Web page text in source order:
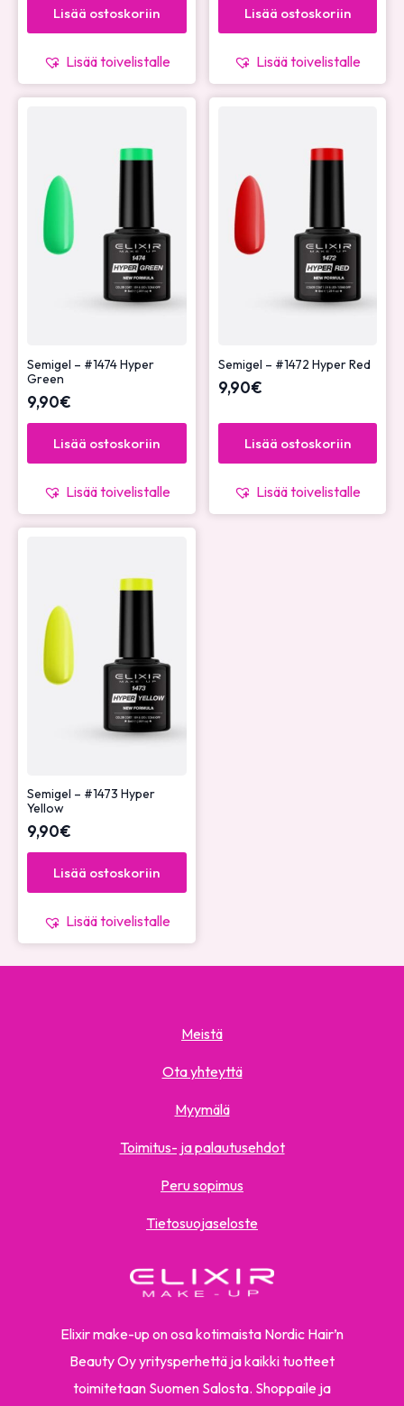
Lisää ostoskoriin
Lisää toivelistalle
Lisää ostoskoriin
Lisää toivelistalle
Semigel – #1474 Hyper
Green
9,90€
Lisää ostoskoriin
Lisää toivelistalle
Semigel – #1472 Hyper Red
9,90€
Lisää ostoskoriin
Lisää toivelistalle
Semigel – #1473 Hyper
Yellow
9,90€
Lisää ostoskoriin
Lisää toivelistalle
Elixir make-up on osa kotimaista Nordic Hair’n
Beauty Oy yritysperhettä ja kaikki tuotteet
toimitetaan Suomen Salosta. Shoppaile ja
Meistä
Ota yhteyttä
Myymälä
Toimitus- ja palautusehdot
Peru sopimus
Tietosuojaseloste